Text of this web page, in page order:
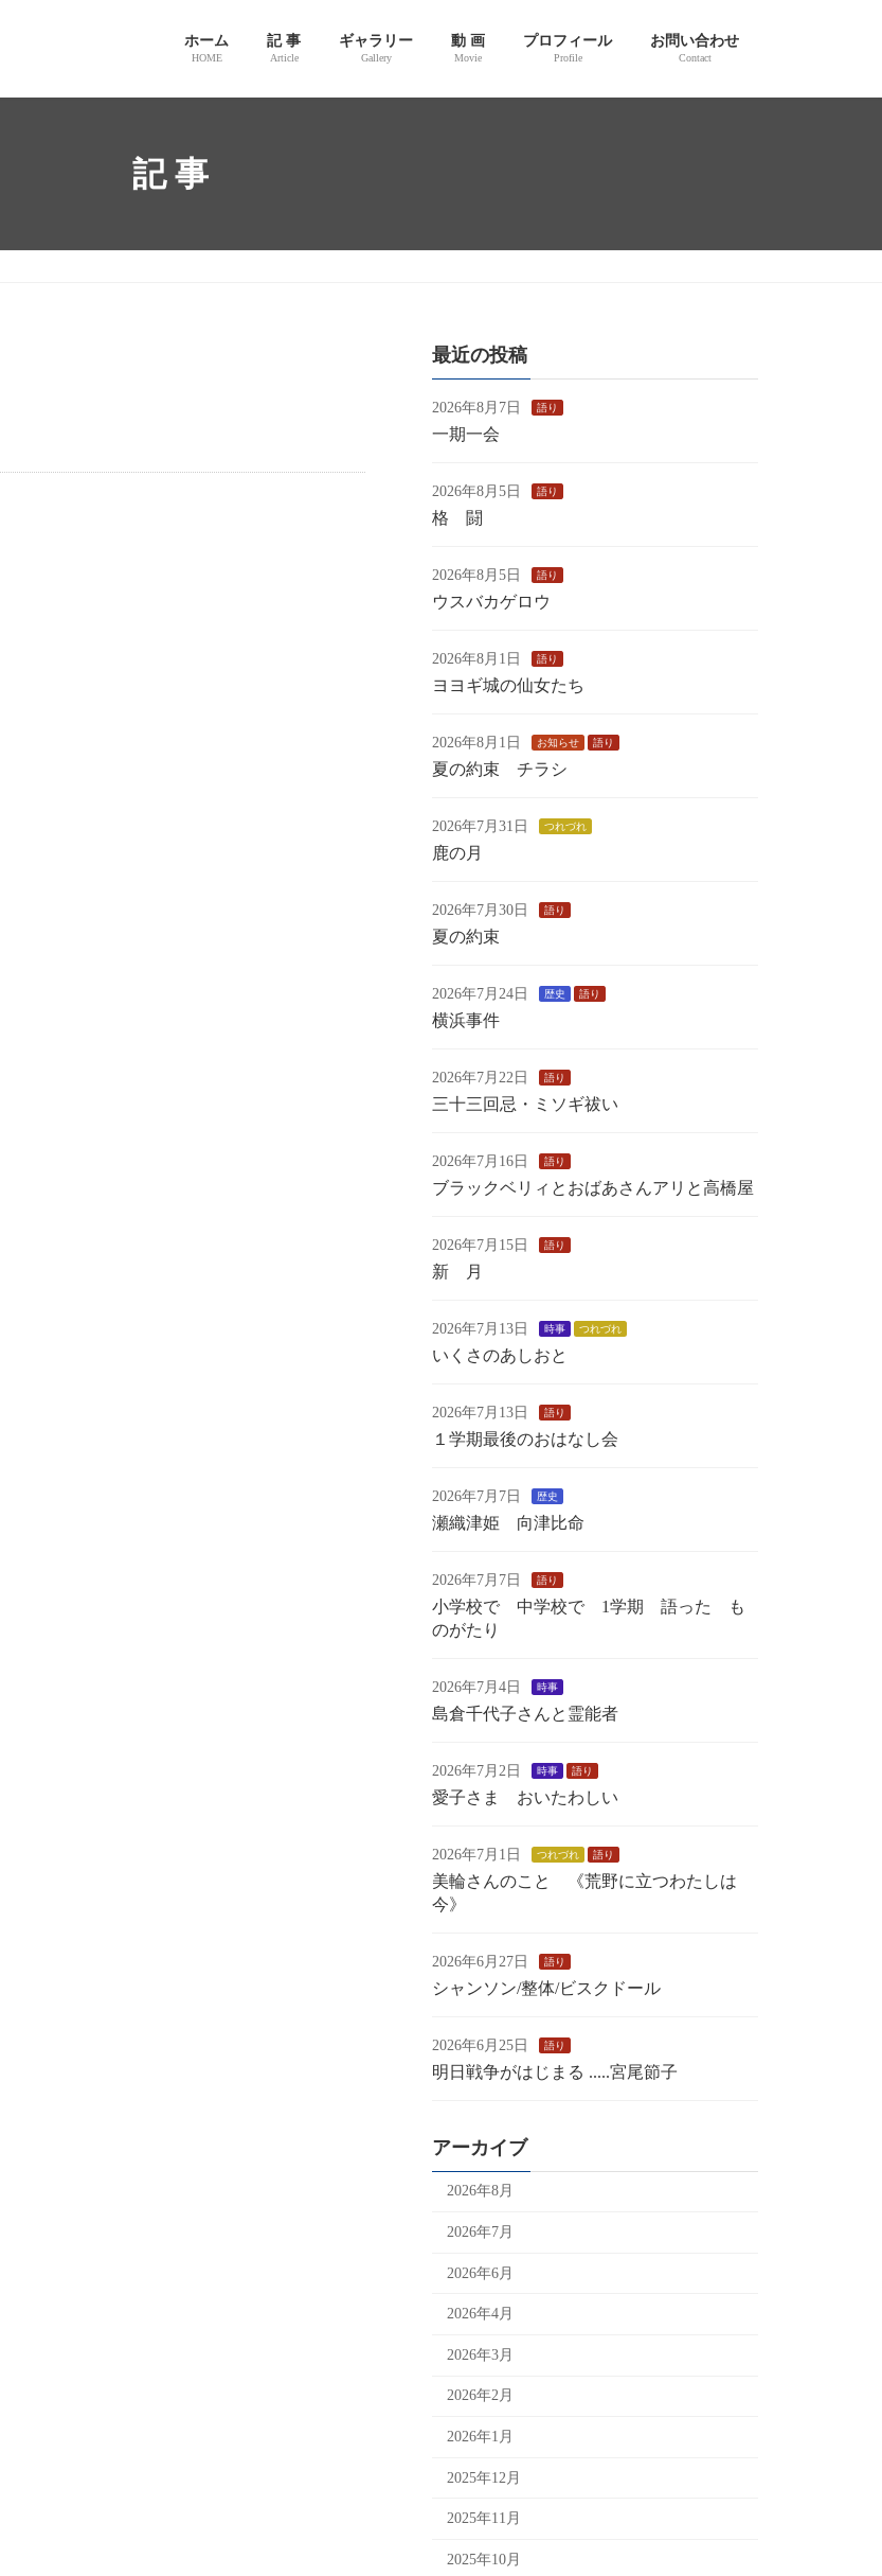
ホーム
HOME
記 事
Article
ギャラリー
Gallery
動 画
Movie
プロフィール
Profile
お問い合わせ
Contact
記 事
最近の投稿
2026年8月7日 語り
一期一会
2026年8月5日 語り
格 闘
2026年8月5日 語り
ウスバカゲロウ
2026年8月1日 語り
ヨヨギ城の仙女たち
2026年8月1日 お知らせ 語り
夏の約束 チラシ
2026年7月31日 つれづれ
鹿の月
2026年7月30日 語り
夏の約束
2026年7月24日 歴史 語り
横浜事件
2026年7月22日 語り
三十三回忌・ミソギ祓い
2026年7月16日 語り
ブラックベリィとおばあさんアリと高橋屋
2026年7月15日 語り
新 月
2026年7月13日 時事 つれづれ
いくさのあしおと
2026年7月13日 語り
１学期最後のおはなし会
2026年7月7日 歴史
瀬織津姫 向津比命
2026年7月7日 語り
小学校で 中学校で 1学期 語った も
のがたり
2026年7月4日 時事
島倉千代子さんと霊能者
2026年7月2日 時事 語り
愛子さま おいたわしい
2026年7月1日 つれづれ 語り
美輪さんのこと 《荒野に立つわたしは
今》
2026年6月27日 語り
シャンソン/整体/ビスクドール
2026年6月25日 語り
明日戦争がはじまる .....宮尾節子
アーカイブ
2026年8月
2026年7月
2026年6月
2026年4月
2026年3月
2026年2月
2026年1月
2025年12月
2025年11月
2025年10月